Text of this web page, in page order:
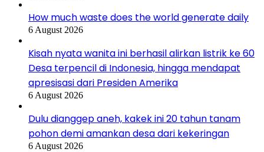
How much waste does the world generate daily
6 August 2026
Kisah nyata wanita ini berhasil alirkan listrik ke 60
Desa terpencil di Indonesia, hingga mendapat
apresisasi dari Presiden Amerika
6 August 2026
Dulu dianggep aneh, kakek ini 20 tahun tanam
pohon demi amankan desa dari kekeringan
6 August 2026